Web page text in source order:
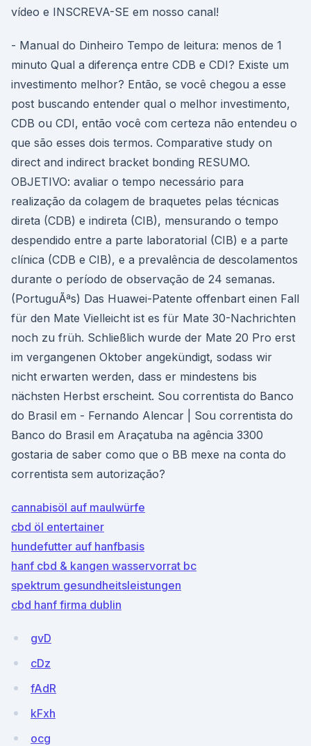
vídeo e INSCREVA-SE em nosso canal!
- Manual do Dinheiro Tempo de leitura: menos de 1
minuto Qual a diferença entre CDB e CDI? Existe um
investimento melhor? Então, se você chegou a esse
post buscando entender qual o melhor investimento,
CDB ou CDI, então você com certeza não entendeu o
que são esses dois termos. Comparative study on
direct and indirect bracket bonding RESUMO.
OBJETIVO: avaliar o tempo necessário para
realização da colagem de braquetes pelas técnicas
direta (CDB) e indireta (CIB), mensurando o tempo
despendido entre a parte laboratorial (CIB) e a parte
clínica (CDB e CIB), e a prevalência de descolamentos
durante o período de observação de 24 semanas.
(PortuguÃªs) Das Huawei-Patente offenbart einen Fall
für den Mate Vielleicht ist es für Mate 30-Nachrichten
noch zu früh. Schließlich wurde der Mate 20 Pro erst
im vergangenen Oktober angekündigt, sodass wir
nicht erwarten werden, dass er mindestens bis
nächsten Herbst erscheint. Sou correntista do Banco
do Brasil em - Fernando Alencar | Sou correntista do
Banco do Brasil em Araçatuba na agência 3300
gostaria de saber como que o BB mexe na conta do
correntista sem autorização?
cannabisöl auf maulwürfe
cbd öl entertainer
hundefutter auf hanfbasis
hanf cbd & kangen wasservorrat bc
spektrum gesundheitsleistungen
cbd hanf firma dublin
gvD
cDz
fAdR
kFxh
ocg